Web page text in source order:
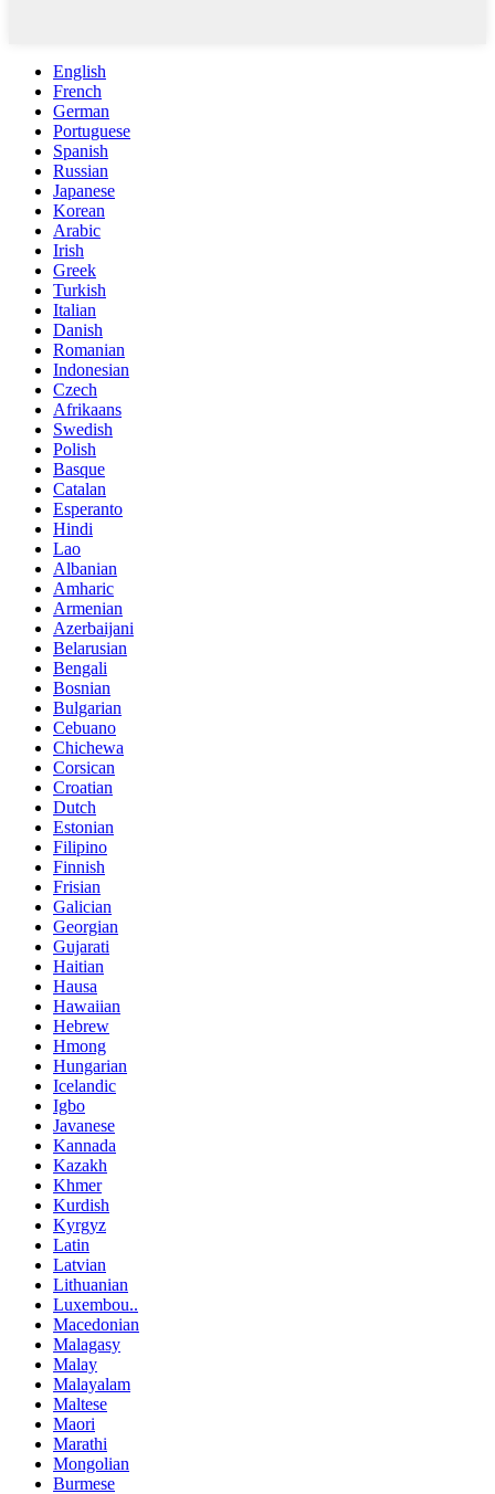
English
French
German
Portuguese
Spanish
Russian
Japanese
Korean
Arabic
Irish
Greek
Turkish
Italian
Danish
Romanian
Indonesian
Czech
Afrikaans
Swedish
Polish
Basque
Catalan
Esperanto
Hindi
Lao
Albanian
Amharic
Armenian
Azerbaijani
Belarusian
Bengali
Bosnian
Bulgarian
Cebuano
Chichewa
Corsican
Croatian
Dutch
Estonian
Filipino
Finnish
Frisian
Galician
Georgian
Gujarati
Haitian
Hausa
Hawaiian
Hebrew
Hmong
Hungarian
Icelandic
Igbo
Javanese
Kannada
Kazakh
Khmer
Kurdish
Kyrgyz
Latin
Latvian
Lithuanian
Luxembou..
Macedonian
Malagasy
Malay
Malayalam
Maltese
Maori
Marathi
Mongolian
Burmese